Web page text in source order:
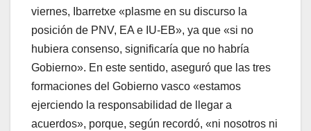
viernes, Ibarretxe «plasme en su discurso la
posición de PNV, EA e IU-EB», ya que «si no
hubiera consenso, significarí­a que no habrí­a
Gobierno». En este sentido, aseguró que las tres
formaciones del Gobierno vasco «estamos
ejerciendo la responsabilidad de llegar a
acuerdos», porque, según recordó, «ni nosotros ni